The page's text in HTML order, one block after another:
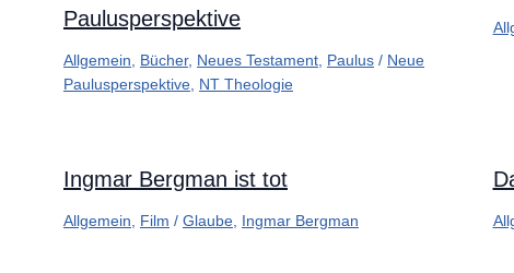
Paulusperspektive
Allgemein Bücher, Neues Testament Paulus / Neue
Paulusperspektive NT Theologie
Ingmar Bergman ist tot
Allgemein Film / Glaube Ingmar Bergman